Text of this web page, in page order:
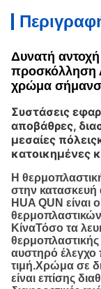
Δυνατή
προσκόλληση
χρώμα
Συστάσεις
αποβάθρες,
μεσαίες
κατοικημένες
Η
στην
HUA QUN είναι
ΚίναΤόσο τα
αυστηρό έλεγχο
τιμή.Χρώμα σε
είναι επίσης